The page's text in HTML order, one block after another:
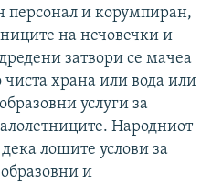
персонал и корумпиран,
на нечовечки и
затвори се мачеа
чиста храна или вода или
услуги за
Народниот
лошите услови за
и